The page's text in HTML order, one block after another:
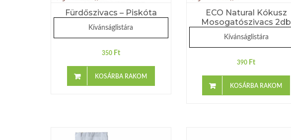
Fürdőszivacs – Piskóta
Kívánságlistára
350 Ft
KOSÁRBA RAKOM
ECO Natural Kókusz
Mosogatószivacs 2db
Kívánságlistára
390 Ft
KOSÁRBA RAKOM